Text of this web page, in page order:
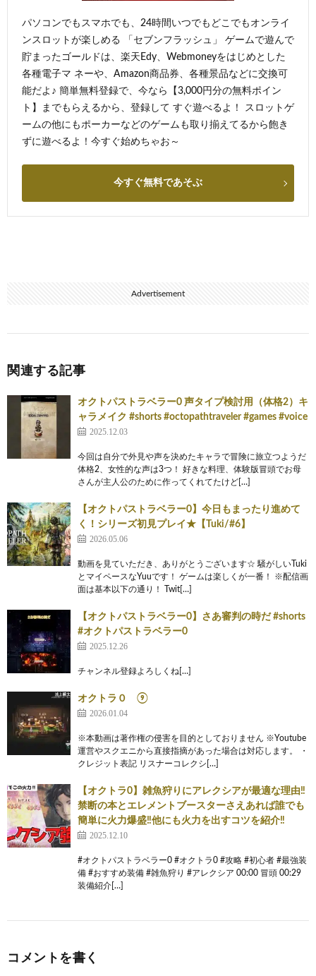
パソコンでもスマホでも、24時間いつでもどこでもオンライ
ンスロットが楽しめる 「セブンフラッシュ」 ゲームで遊んで
貯まったゴールドは、楽天Edy、Webmoneyをはじめとした
各種電子マ ネーや、Amazon商品券、各種景品などに交換可
能だよ♪ 簡単無料登録で、今なら【3,000円分の無料ポイン
ト】までもらえるから、登録して すぐ遊べるよ！ スロットゲ
ームの他にもポーカーなどのゲームも取り揃えてるから飽き
ずに遊べるよ！今すぐ始めちゃお～
今すぐ無料であそぶ
Advertisement
関連する記事
オクトパストラベラー0 声タイプ検討用（体格2）キ
ャラメイク #shorts #octopathtraveler #games #voice
2025.12.03
今回は自分で外見や声を決めたキャラで冒険に旅立つようだ
体格2、女性的な声は3つ！ 好きな料理、体験版冒頭でお母
さんが主人公のために作ってくれてたけど[…]
【オクトパストラベラー0】今日もまったり進めて
く！シリーズ初見プレイ★【Tuki/#6】
2026.05.06
動画を見ていただき、ありがとうございます☆ 騒がしいTuki
とマイペースなYuuです！ ゲームは楽しくが一番！ ※配信画
面は基本以下の通り！ Twit[…]
【オクトパストラベラー0】さあ審判の時だ #shorts
#オクトパストラベラー0
2025.12.26
チャンネル登録よろしくね[…]
オクトラ０ ⑨
2026.01.04
※本動画は著作権の侵害を目的としておりません ※Youtube
運営やスクエニから直接指摘があった場合は対応します。 ・
クレジット表記 リスナーコレクシ[…]
【オクトラ0】雑魚狩りにアレクシアが最適な理由‼
禁断の本とエレメントブースターさえあれば誰でも
簡単に火力爆盛‼他にも火力を出すコツを紹介‼
2025.12.10
#オクトパストラベラー0 #オクトラ0 #攻略 #初心者 #最強装
備 #おすすめ装備 #雑魚狩り #アレクシア 00:00 冒頭 00:29
装備紹介[…]
コメントを書く